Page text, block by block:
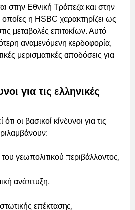
στην Εθνική Τράπεζα και στην
η HSBC χαρακτηρίζει ως
μεταβολές επιτοκίων. Αυτό
αναμενόμενη κερδοφορία,
μερισματικές αποδόσεις για
για τις ελληνικές
οι βασικοί κίνδυνοι για τις
γεωπολιτικού περιβάλλοντος,
ανάπτυξη,
επέκτασης,